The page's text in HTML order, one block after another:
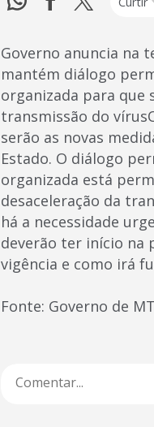
Governo anuncia na
mantém diálogo
organizada para que
transmissão do
serão as novas
Estado. O diálogo
organizada está
desaceleração da
há a necessidade
deverão ter início na
vigência e como irá
Fonte: Governo de MT